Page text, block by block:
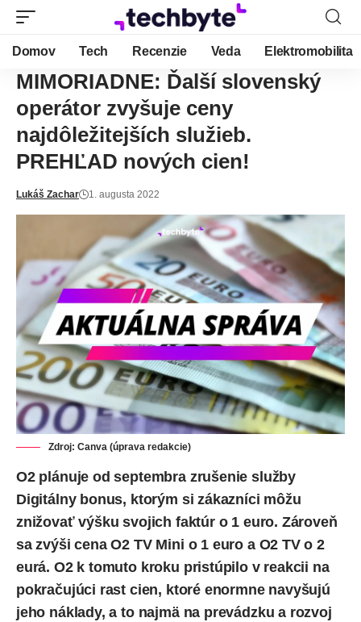
Domov Tech Recenzie Veda Elektromobilita
MIMORIADNE: Ďalší slovenský
operátor zvyšuje ceny
najdôležitejších služieb.
PREHĽAD nových cien!
Lukáš Zachar 1. augusta 2022
Zdroj: Canva (úprava redakcie)
O2 plánuje od septembra zrušenie služby
Digitálny bonus, ktorým si zákazníci môžu
znižovať výšku svojich faktúr o 1 euro. Zároveň
sa zvýši cena O2 TV Mini o 1 euro a O2 TV o 2
eurá. O2k tomuto kroku pristúpilo v reakcii na
pokračujúci rast cien, ktoré enormne navyšujú
jeho náklady, a to najmä na prevádzku a rozvoj